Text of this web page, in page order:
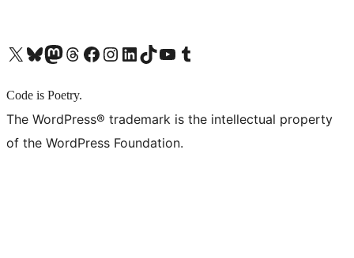
X (旧 Twitter) アカウントへBluesky アカウントへMastodon アカウントへThreads アカウントへ Facebook ページへInstagram アカウントへ LinkedIn アカウントへTikTok アカウントへYouTube チャンネルへ Tumblr アカウントへ
Code is Poetry.
The WordPress® trademark is the intellectual property
of the WordPress Foundation.